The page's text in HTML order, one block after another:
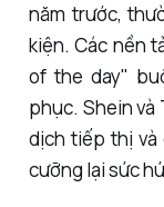
năm trước,
kiện. Các nền
of the day"
phục. Shein và
dịch tiếp thị và
cưỡng lại sức